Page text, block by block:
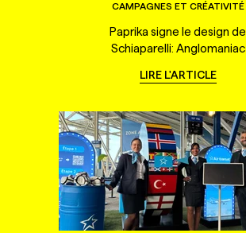
CAMPAGNES ET CRÉATIVITÉ
Paprika signe le design de
Schiaparelli: Anglomaniac
LIRE L'ARTICLE